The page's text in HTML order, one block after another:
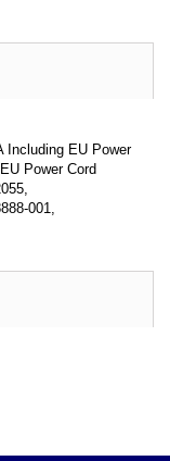
Including EU Power
Power Cord
001,